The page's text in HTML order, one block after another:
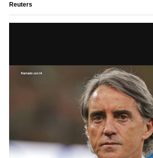
Reuters